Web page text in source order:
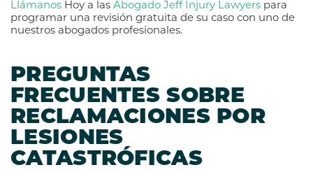
Llámanos Hoy a las Abogado Jeff Injury Lawyers para
programar una revisión gratuita de su caso con uno de
nuestros abogados profesionales.
PREGUNTAS
FRECUENTES SOBRE
RECLAMACIONES POR
LESIONES
CATASTRÓFICAS